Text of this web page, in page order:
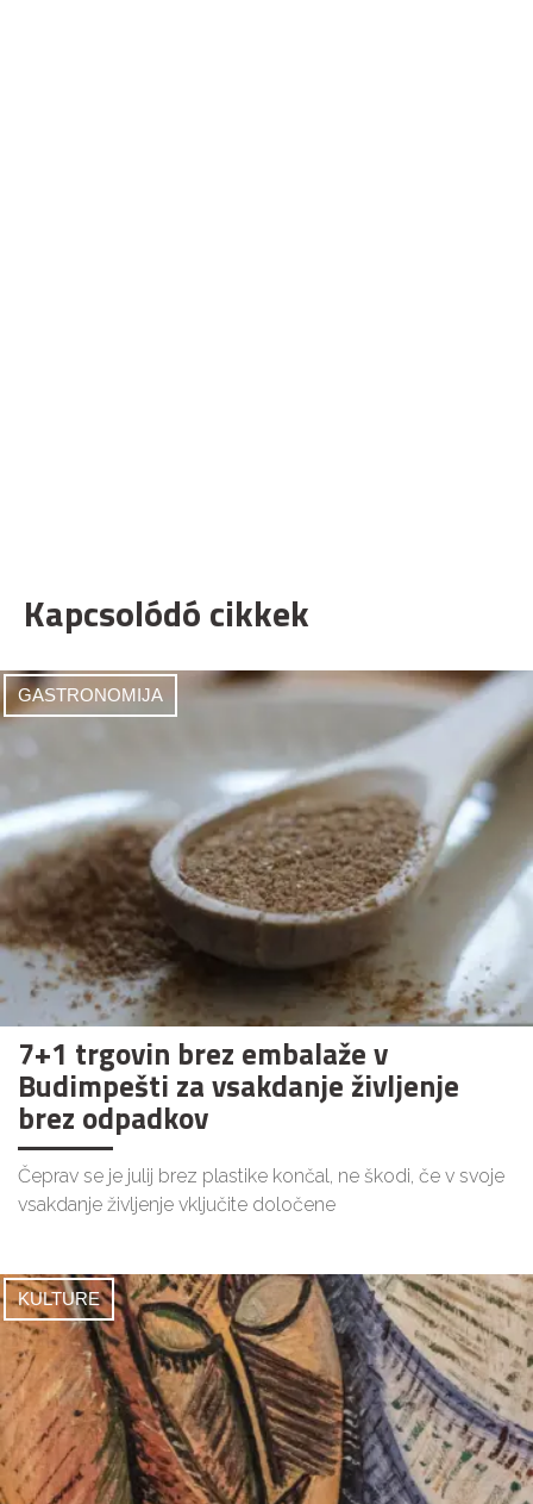
Kapcsolódó cikkek
GASTRONOMIJA
7+1 trgovin brez embalaže v
Budimpešti za vsakdanje življenje
brez odpadkov
Čeprav se je julij brez plastike končal, ne škodi, če v svoje
vsakdanje življenje vključite določene
KULTURE